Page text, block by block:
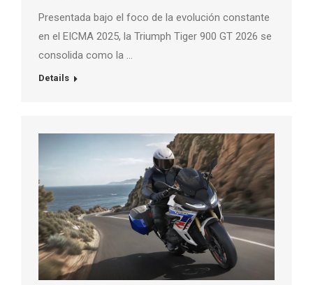
Presentada bajo el foco de la evolución constante
en el EICMA 2025, la Triumph Tiger 900 GT 2026 se
consolida como la …
Details